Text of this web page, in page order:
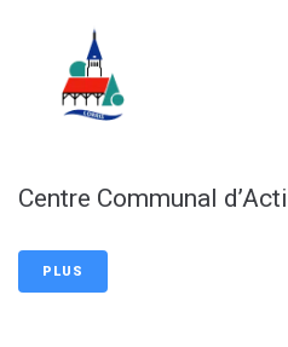
Centre Communal
PLUS